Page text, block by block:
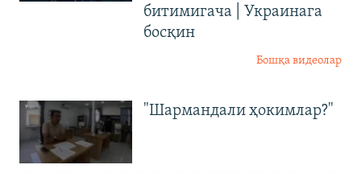
битимигача | Украинага
босқин
Бошқа видеолар
"Шармандали ҳокимлар?"